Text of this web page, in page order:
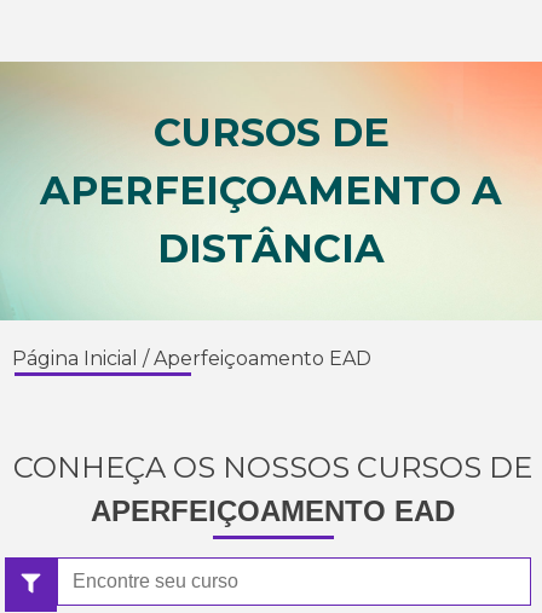
CURSOS DE
APERFEIÇOAMENTO A
DISTÂNCIA
Página Inicial /Aperfeiçoamento EAD
CONHEÇA OS NOSSOS CURSOS DE
APERFEIÇOAMENTO EAD